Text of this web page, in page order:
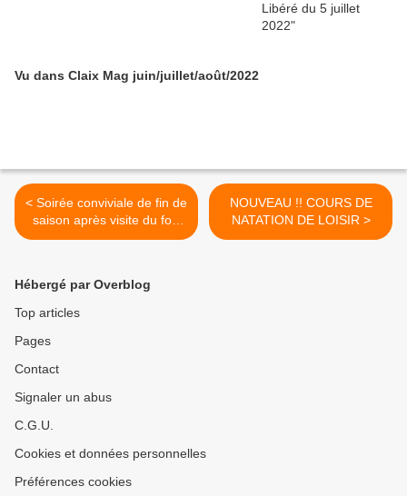
Vu dans Claix Mag juin/juillet/août/2022
< Soirée conviviale de fin de
saison après visite du fort
de Comboire
NOUVEAU !! COURS DE
NATATION DE LOISIR >
Hébergé par Overblog
Top articles
Pages
Contact
Signaler un abus
C.G.U.
Cookies et données personnelles
Préférences cookies